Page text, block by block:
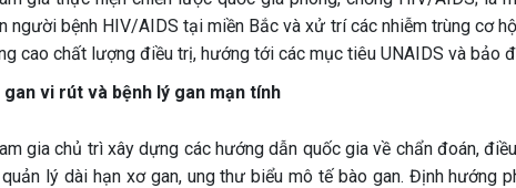
người bệnh HIV/AIDS tại miền Bắc và xử trí các nhiễm trùng cơ
cao chất lượng điều trị, hướng tới các mục tiêu UNAIDS và bảo
gan vi rút và bệnh lý gan mạn tính
gia chủ trì xây dựng các hướng dẫn quốc gia về chẩn đoán,
lý dài hạn xơ gan, ung thư biểu mô tế bào gan. Định hướng